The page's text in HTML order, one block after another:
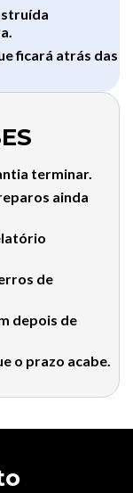
terminar.
ainda
de
depois de
o prazo acabe.
ficará atrás das